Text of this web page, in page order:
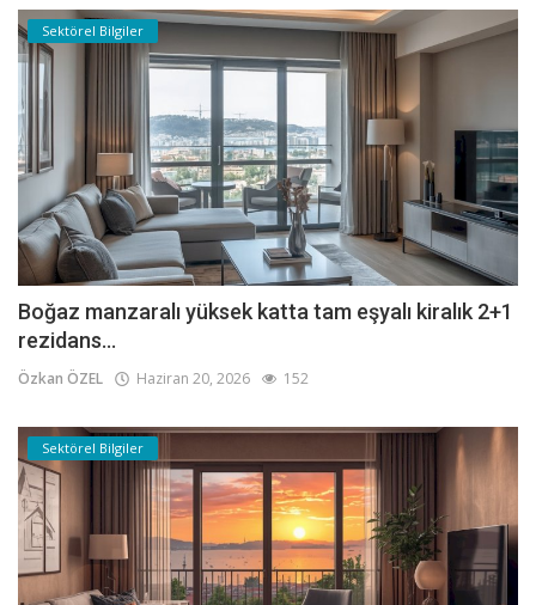
Sektörel Bilgiler
Boğaz manzaralı yüksek katta tam eşyalı kiralık 2+1
rezidans...
Özkan ÖZEL Haziran 20, 2026 152
Sektörel Bilgiler